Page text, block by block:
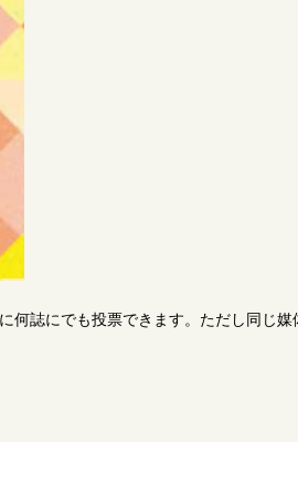
何誌にでも投票できます。ただし同じ